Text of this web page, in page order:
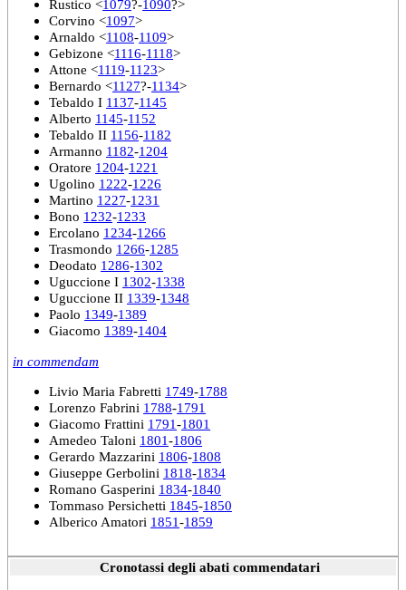
Rustico <1079?-1090?>
Corvino <1097>
Arnaldo <1108-1109>
Gebizone <1116-1118>
Attone <1119-1123>
Bernardo <1127?-1134>
Tebaldo I 1137-1145
Alberto 1145-1152
Tebaldo II 1156-1182
Armanno 1182-1204
Oratore 1204-1221
Ugolino 1222-1226
Martino 1227-1231
Bono 1232-1233
Ercolano 1234-1266
Trasmondo 1266-1285
Deodato 1286-1302
Uguccione I 1302-1338
Uguccione II 1339-1348
Paolo 1349-1389
Giacomo 1389-1404
in commendam
Livio Maria Fabretti 1749-1788
Lorenzo Fabrini 1788-1791
Giacomo Frattini 1791-1801
Amedeo Taloni 1801-1806
Gerardo Mazzarini 1806-1808
Giuseppe Gerbolini 1818-1834
Romano Gasperini 1834-1840
Tommaso Persichetti 1845-1850
Alberico Amatori 1851-1859
Cronotassi degli abati commendatari